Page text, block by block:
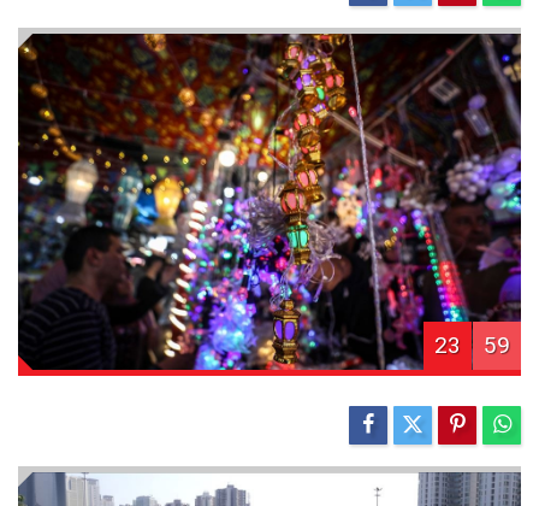
23 59